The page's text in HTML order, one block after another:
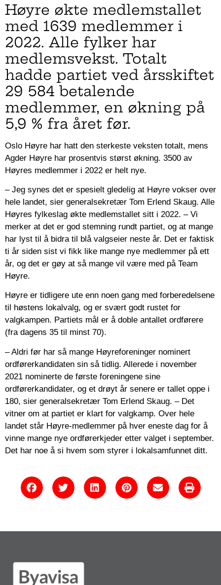
Høyre økte medlemstallet
med 1639 medlemmer i
2022. Alle fylker har
medlemsvekst. Totalt
hadde partiet ved årsskiftet
29 584 betalende
medlemmer, en økning på
5,9 % fra året før.
Oslo Høyre har hatt den sterkeste veksten totalt, mens
Agder Høyre har prosentvis størst økning. 3500 av
Høyres medlemmer i 2022 er helt nye.
– Jeg synes det er spesielt gledelig at Høyre vokser over
hele landet, sier generalsekretær Tom Erlend Skaug. Alle
Høyres fylkeslag økte medlemstallet sitt i 2022. – Vi
merker at det er god stemning rundt partiet, og at mange
har lyst til å bidra til blå valgseier neste år. Det er faktisk
ti år siden sist vi fikk like mange nye medlemmer på ett
år, og det er gøy at så mange vil være med på Team
Høyre.
Høyre er tidligere ute enn noen gang med forberedelsene
til høstens lokalvalg, og er svært godt rustet for
valgkampen. Partiets mål er å doble antallet ordførere
(fra dagens 35 til minst 70).
– Aldri før har så mange Høyreforeninger nominert
ordførerkandidaten sin så tidlig. Allerede i november
2021 nominerte de første foreningene sine
ordførerkandidater, og et drøyt år senere er tallet oppe i
180, sier generalsekretær Tom Erlend Skaug. – Det
vitner om at partiet er klart for valgkamp. Over hele
landet står Høyre-medlemmer på hver eneste dag for å
vinne mange nye ordførerkjeder etter valget i september.
Det har noe å si hvem som styrer i lokalsamfunnet ditt.